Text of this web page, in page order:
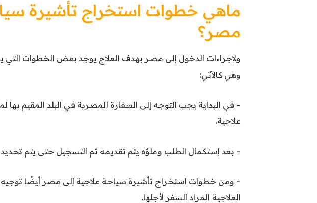
ماهي خطوات استخراج تأشيرة
مصر؟
ولإجراءات الدخول إلى مصر بهدف العلاج يوجد بعض الخطوات التي
وهي كالآتي:
– في البداية يجب التوجه إلى السفارة المصرية في البلد المقيم
علاجية.
– بعد إستكمال الطلب وملؤه يتم تقديمه ثم التسجيل حتى يتم تحديد
– ومن خطوات استخراج تأشيرة سياحة علاجية إلى مصر أيضًا
العلاجية المراد السفر لأجلها.